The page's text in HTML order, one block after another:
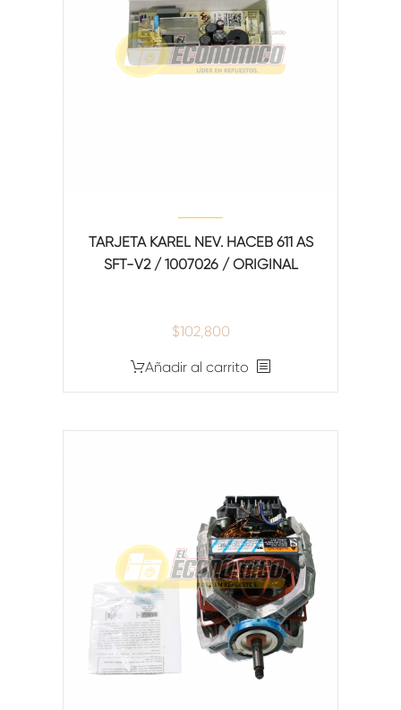
TARJETA KAREL NEV. HACEB 611 AS
SFT-V2 / 1007026 / ORIGINAL
$102,800
Añadir al carrito